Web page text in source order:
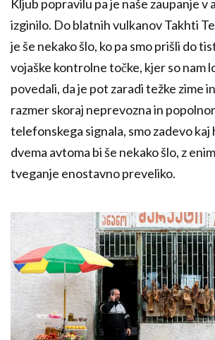
Kljub popravilu pa je naše zaupanje v
izginilo. Do blatnih vulkanov Takhti
je še nekako šlo, ko pa smo prišli do
vojaške kontrolne točke, kjer so nam
povedali, da je pot zaradi težke zime
razmer skoraj neprevozna in
telefonskega signala, smo zadevo
dvema avtoma bi še nekako šlo, z
tveganje enostavno preveliko.